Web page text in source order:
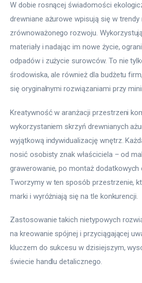
W dobie rosnącej świadomości
drewniane ażurowe wpisują się w trendy
zrównoważonego rozwoju.
materiały i nadając im nowe życie,
odpadów i zużycie surowców. To nie
środowiska, ale również dla budżetu
się oryginalnymi rozwiązaniami przy
Kreatywność w aranżacji przestrzeni
wykorzystaniem skrzyń drewnianych
wyjątkową indywidualizację wnętrz.
nosić osobisty znak właściciela – od
grawerowanie, po montaż dodatkowych
Tworzymy w ten sposób przestrzenie,
marki i wyróżniają się na tle konkurencji.
Zastosowanie takich nietypowych
na kreowanie spójnej i przyciągającej
kluczem do sukcesu w dzisiejszym,
świecie handlu detalicznego.